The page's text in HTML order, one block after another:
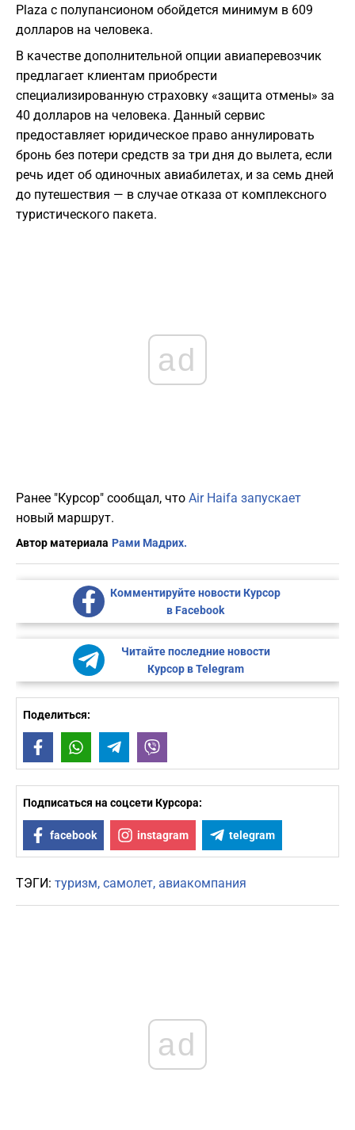
Plaza с полупансионом обойдется минимум в 609
долларов на человека.
В качестве дополнительной опции авиаперевозчик
предлагает клиентам приобрести
специализированную страховку «защита отмены» за
40 долларов на человека. Данный сервис
предоставляет юридическое право аннулировать
бронь без потери средств за три дня до вылета, если
речь идет об одиночных авиабилетах, и за семь дней
до путешествия — в случае отказа от комплексного
туристического пакета.
ad
Ранее "Курсор" сообщал, что Air Haifa запускает
новый маршрут.
Автор материала Рами Мадрих.
Комментируйте новости Курсор
в Facebook
Читайте последние новости
Курсор в Telegram
Поделиться:
FacebookWhatsAppTelegram
Подписаться на соцсети Курсора:
facebook instagram telegram
ТЭГИ: туризм самолет авиакомпания
ad